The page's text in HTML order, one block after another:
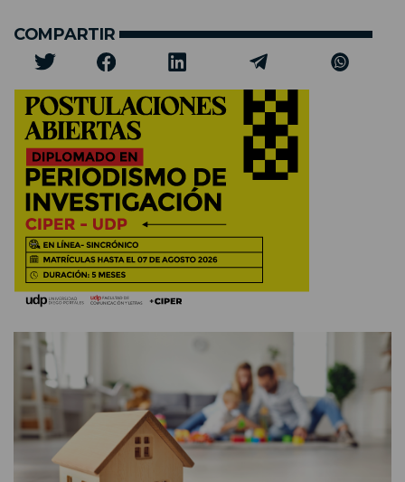
COMPARTIR